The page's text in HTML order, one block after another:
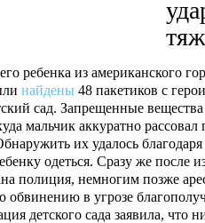
ребенка из американского
найдены 48 пакетиков с
сад. Запрещенные
мальчик аккуратно
их удалось благодаря
одеться. Сразу же после
полиция, немногим позже
обвинению в угрозе
детского сада заявила, что